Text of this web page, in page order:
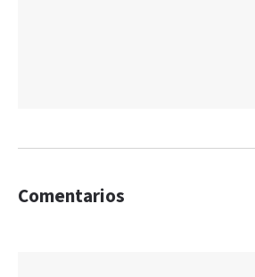
Comentarios